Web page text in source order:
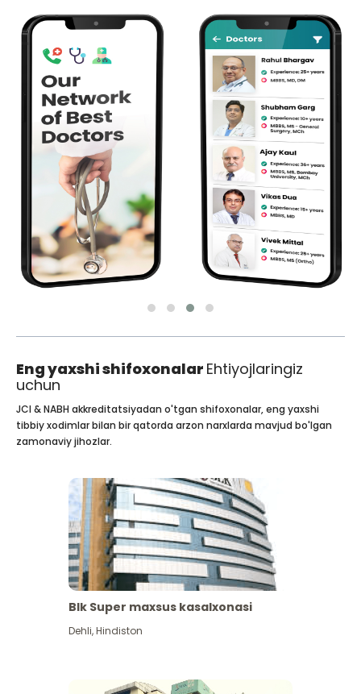
Eng yaxshi shifoxonalar Ehtiyojlaringiz
uchun
JCI & NABH akkreditatsiyadan o'tgan shifoxonalar, eng yaxshi
tibbiy xodimlar bilan bir qatorda arzon narxlarda mavjud bo'lgan
zamonaviy jihozlar.
Blk Super maxsus kasalxonasi
Dehli,Hindiston